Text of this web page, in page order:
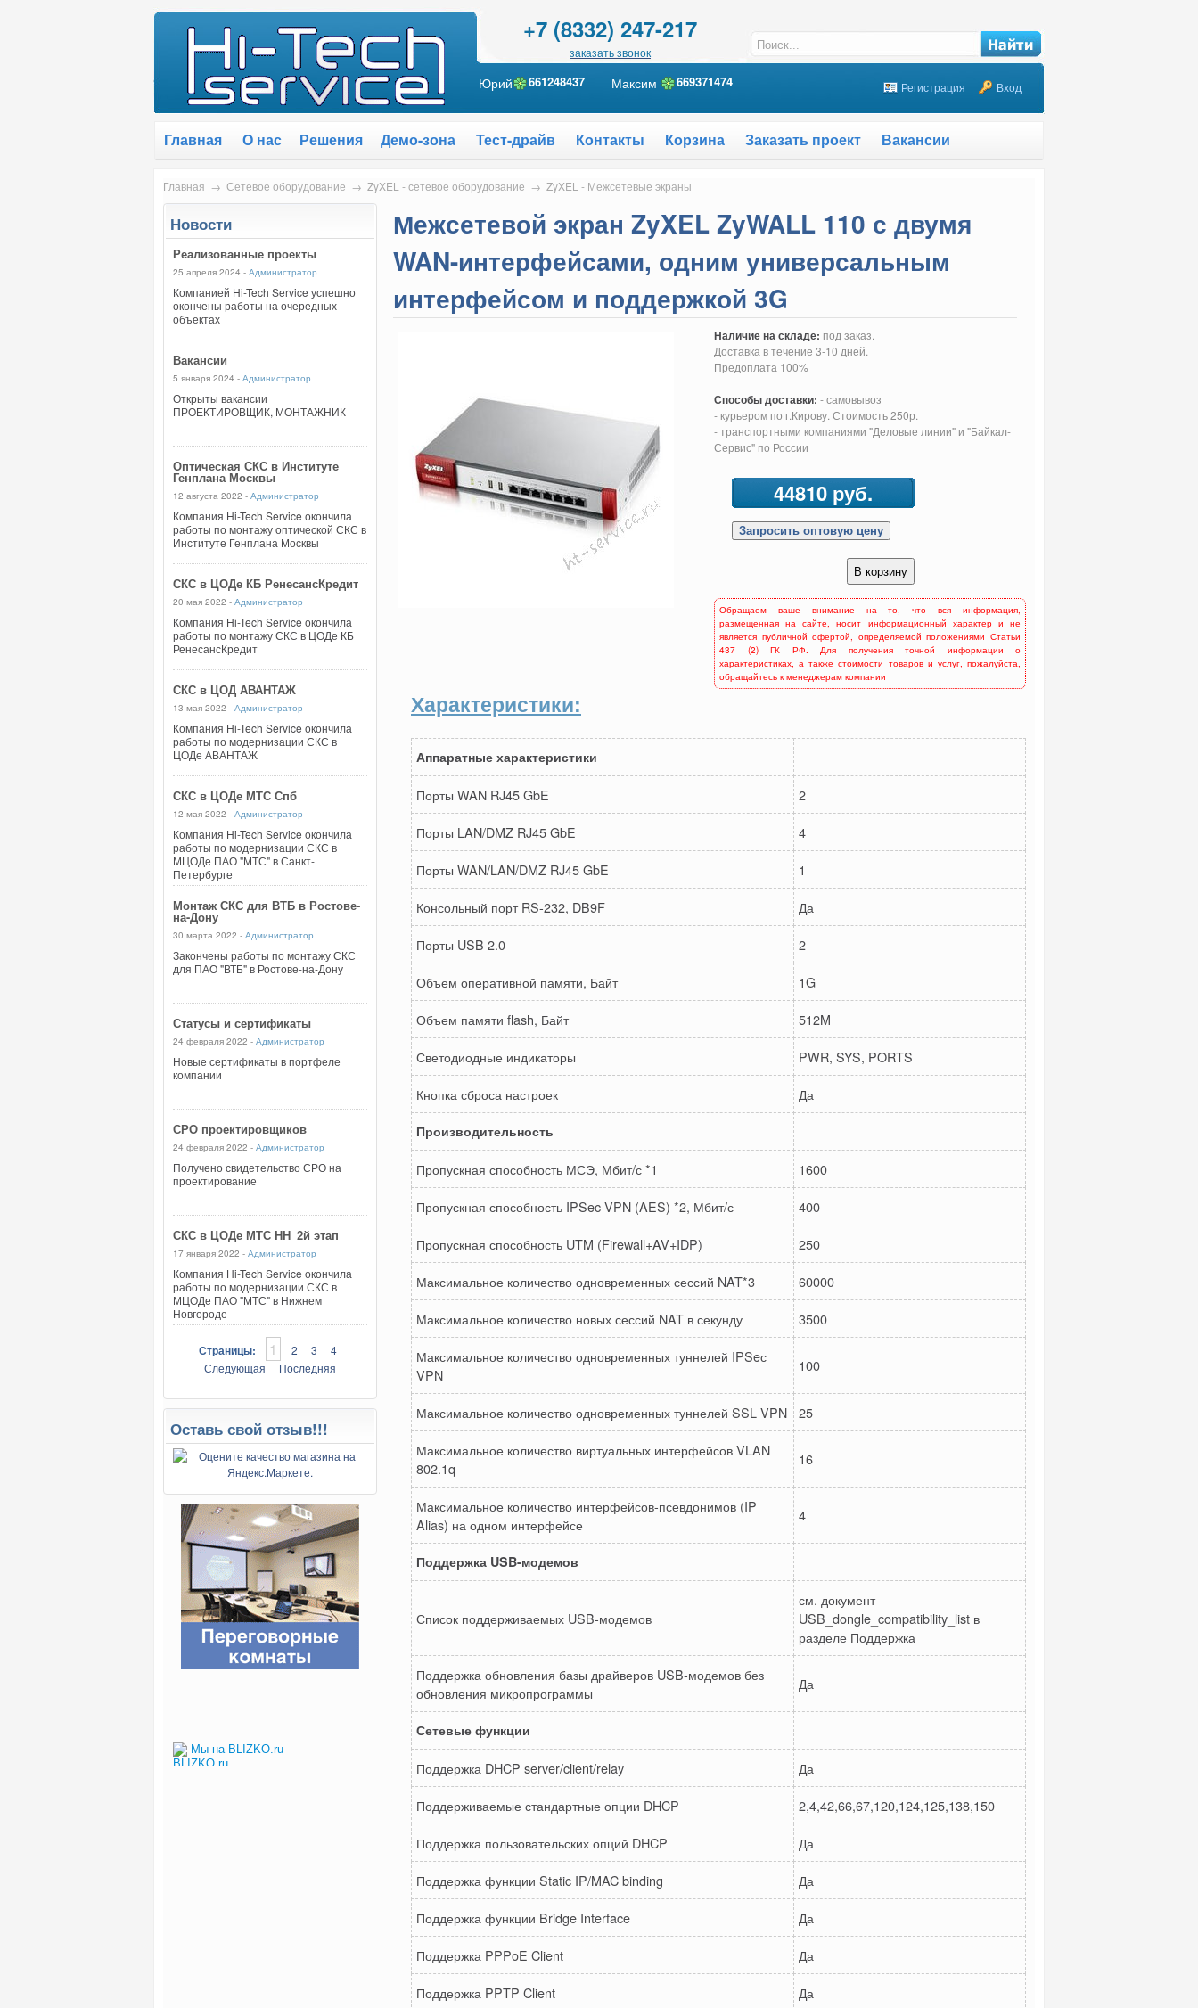
+7 (8332) 247-217
заказать звонок
Юрий 661248437 Максим 669371474 Регистрация Вход
Главная О нас Решения Демо-зона Тест-драйв Контакты Корзина Заказать проект Вакансии
Главная → Сетевое оборудование → ZyXEL - сетевое оборудование → ZyXEL - Межсетевые экраны
Новости
Реализованные проекты
25 апреля 2024 - Администратор
Компанией Hi-Tech Service успешно
окончены работы на очередных
объектах
Вакансии
5 января 2024 - Администратор
Открыты вакансии
ПРОЕКТИРОВЩИК, МОНТАЖНИК
Оптическая СКС в Институте
Генплана Москвы
12 августа 2022 - Администратор
Компания Hi-Tech Service окончила
работы по монтажу оптической СКС в
Институте Генплана Москвы
СКС в ЦОДе КБ РенесансКредит
20 мая 2022 - Администратор
Компания Hi-Tech Service окончила
работы по монтажу СКС в ЦОДе КБ
РенесансКредит
СКС в ЦОД АВАНТАЖ
13 мая 2022 - Администратор
Компания Hi-Tech Service окончила
работы по модернизации СКС в
ЦОДе АВАНТАЖ
СКС в ЦОДе МТС Спб
12 мая 2022 - Администратор
Компания Hi-Tech Service окончила
работы по модернизации СКС в
МЦОДе ПАО "МТС" в Санкт-
Петербурге
Монтаж СКС для ВТБ в Ростове-
на-Дону
30 марта 2022 - Администратор
Закончены работы по монтажу СКС
для ПАО "ВТБ" в Ростове-на-Дону
Статусы и сертификаты
24 февраля 2022 - Администратор
Новые сертификаты в портфеле
компании
СРО проектировщиков
24 февраля 2022 - Администратор
Получено свидетельство СРО на
проектирование
СКС в ЦОДе МТС НН_2й этап
17 января 2022 - Администратор
Компания Hi-Tech Service окончила
работы по модернизации СКС в
МЦОДе ПАО "МТС" в Нижнем
Новгороде
Страницы: 1 2 3
4
Следующая
Последняя
Оставь свой отзыв!!!
Мы на BLIZKO.ru
Межсетевой экран ZyXEL ZyWALL 110 с двумя
WAN-интерфейсами, одним универсальным
интерфейсом и поддержкой 3G
Наличие на складе: под заказ.
Доставка в течение 3-10 дней.
Предоплата 100%
Способы доставки: - самовывоз
- курьером по г.Кирову. Стоимость 250р.
- транспортными компаниями "Деловые линии" и "Байкал-
Сервис" по России
44810 руб.
Обращаем ваше внимание на то, что вся информация,
размещенная на сайте, носит информационный характер и не
является публичной офертой, определяемой положениями Статьи
437 (2) ГК РФ. Для получения точной информации о
характеристиках, а также стоимости товаров и услуг, пожалуйста,
обращайтесь к менеджерам компании
Характеристики:
Аппаратные характеристики
Порты WAN RJ45 GbE
2
Порты LAN/DMZ RJ45 GbE
4
Порты WAN/LAN/DMZ RJ45 GbE
1
Консольный порт RS-232, DB9F
Да
Порты USB 2.0
2
Объем оперативной памяти, Байт
1G
Объем памяти flash, Байт
512M
Светодиодные индикаторы
PWR, SYS, PORTS
Кнопка сброса настроек
Да
Производительность
Пропускная способность МСЭ, Мбит/с *1
1600
Пропускная способность IPSec VPN (AES) *2, Мбит/с
400
Пропускная способность UTM (Firewall+AV+IDP)
250
Максимальное количество одновременных сессий NAT*3
60000
Максимальное количество новых сессий NAT в секунду
3500
Максимальное количество одновременных туннелей IPSeс
VPN
100
Максимальное количество одновременных туннелей SSL VPN
25
Максимальное количество виртуальных интерфейсов VLAN
802.1q
16
Максимальное количество интерфейсов-псевдонимов (IP
Alias) на одном интерфейсе
4
Поддержка USB-модемов
Список поддерживаемых USB-модемов
см. документ
USB_dongle_compatibility_list в
разделе Поддержка
Поддержка обновления базы драйверов USB-модемов без
обновления микропрограммы
Да
Сетевые функции
Поддержка DHCP server/client/relay
Да
Поддерживаемые стандартные опции DHCP
2,4,42,66,67,120,124,125,138,150
Поддержка пользовательских опций DHCP
Да
Поддержка функции Static IP/MAC binding
Да
Поддержка функции Bridge Interface
Да
Поддержка PPPoE Client
Да
Поддержка PPTP Client
Да